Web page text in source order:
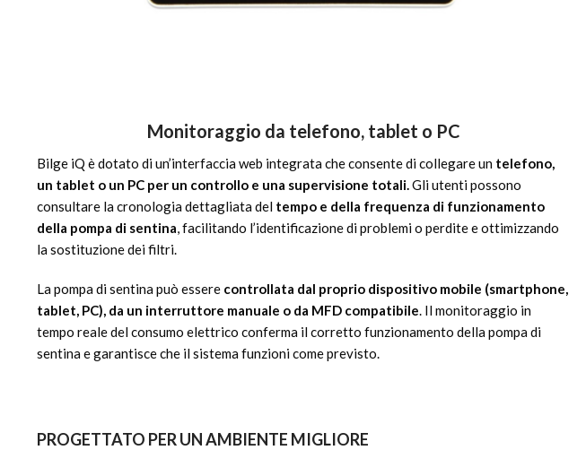
Monitoraggio da telefono, tablet o PC
Bilge iQ è dotato di un’interfaccia web integrata che consente di collegare un telefono,
un tablet o un PC per un controllo e una supervisione totali.Gli utenti possono
consultare la cronologia dettagliata del tempo e della frequenza di funzionamento
della pompa di sentina, facilitando l’identificazione di problemi o perdite e ottimizzando
la sostituzione dei filtri.
La pompa di sentina può essere controllata dal proprio dispositivo mobile (smartphone,
tablet, PC), da un interruttore manuale o da MFD compatibile. Il monitoraggio in
tempo reale del consumo elettrico conferma il corretto funzionamento della pompa di
sentina e garantisce che il sistema funzioni come previsto.
PROGETTATO PER UN AMBIENTE MIGLIORE